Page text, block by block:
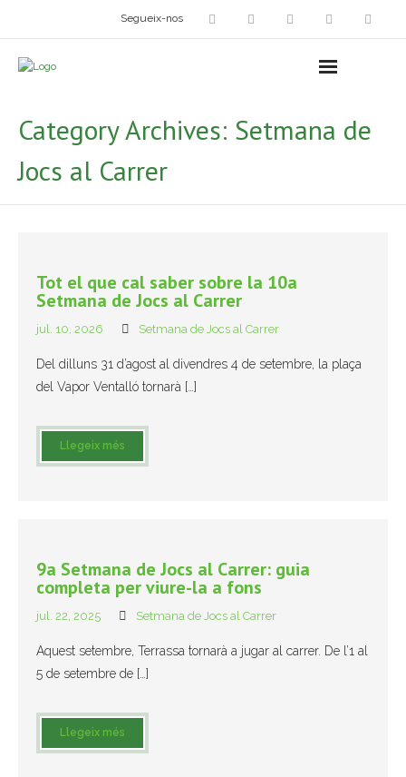
Segueix-nos
- Exposicions
- Fira del Dibuix
Grup Fotogràfic
Grup de Teatre
- Muntatges presentats
Música clàssica i coral
- Cor Montserrat
- Coral Ohana
- Concerts
Category Archives: Setmana de
Jocs al Carrer
Tot el que cal saber sobre la 10a
Setmana de Jocs al Carrer
jul. 10, 2026 Setmana de Jocs al Carrer
Del dilluns 31 d’agost al divendres 4 de setembre, la plaça
del Vapor Ventalló tornarà […]
Llegeix més
9a Setmana de Jocs al Carrer: guia
completa per viure-la a fons
jul. 22, 2025 Setmana de Jocs al Carrer
Aquest setembre, Terrassa tornarà a jugar al carrer. De l’1 al
5 de setembre de […]
Llegeix més